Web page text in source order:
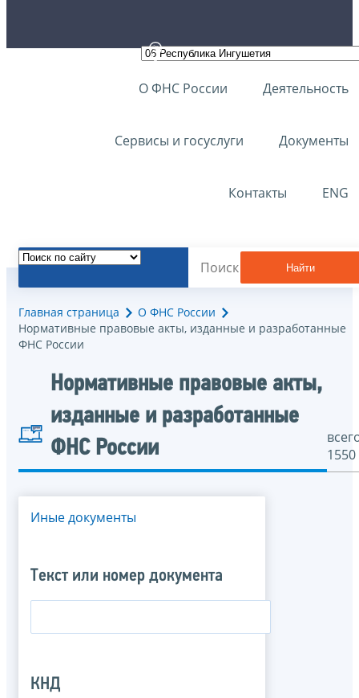
О ФНС России Деятельность
Сервисы и госуслуги Документы
Контакты ENG
Найти
Главная страница
О ФНС России
Нормативные правовые акты, изданные и разработанные
ФНС России
Нормативные правовые акты,
изданные и разработанные
ФНС России
1550
Иные документы
Текст или номер документа
КНД